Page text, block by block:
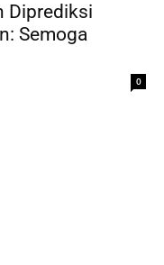
Diprediksi
Semoga
0